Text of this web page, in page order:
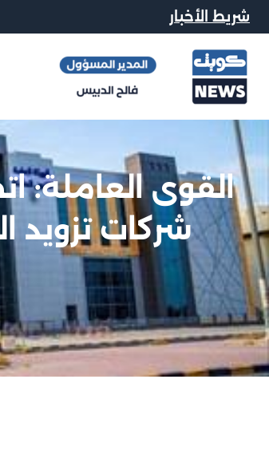
شريط الأخبار
القوى العاملة:
شركات تزويد